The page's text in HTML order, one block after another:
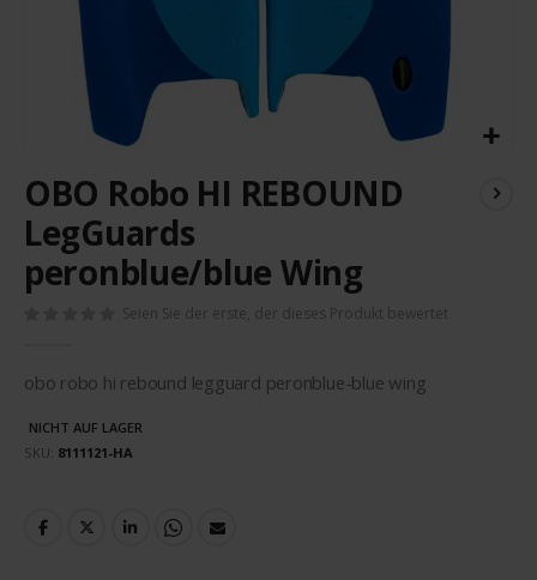
Anfang
der
Bildergalerie
springen
OBO Robo HI REBOUND
LegGuards
peronblue/blue Wing
Seien Sie der erste, der dieses Produkt bewertet
obo robo hi rebound legguard peronblue-blue wing
NICHT AUF LAGER
SKU 8111121-HA